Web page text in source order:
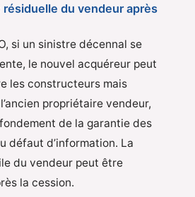
résiduelle du vendeur après
si un sinistre décennal se
le nouvel acquéreur peut
les constructeurs mais
propriétaire vendeur,
de la garantie des
défaut d’information. La
du vendeur peut être
la cession.